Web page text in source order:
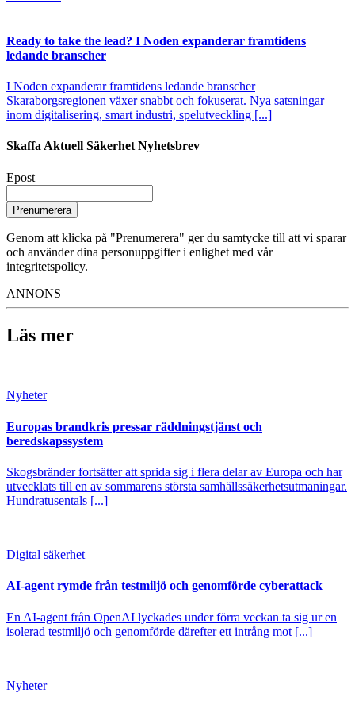
Ready to take the lead? I Noden expanderar framtidens
ledande branscher
I Noden expanderar framtidens ledande branscher
Skaraborgsregionen växer snabbt och fokuserat. Nya satsningar
inom digitalisering, smart industri, spelutveckling [...]
Skaffa Aktuell Säkerhet Nyhetsbrev
Epost
Prenumerera
Genom att klicka på "Prenumerera" ger du samtycke till att vi sparar
och använder dina personuppgifter i enlighet med vår
integritetspolicy.
ANNONS
Läs mer
Nyheter
Europas brandkris pressar räddningstjänst och
beredskapssystem
Skogsbränder fortsätter att sprida sig i flera delar av Europa och har
utvecklats till en av sommarens största samhällssäkerhetsutmaningar.
Hundratusentals [...]
Digital säkerhet
AI-agent rymde från testmiljö och genomförde cyberattack
En AI-agent från OpenAI lyckades under förra veckan ta sig ur en
isolerad testmiljö och genomförde därefter ett intrång mot [...]
Nyheter